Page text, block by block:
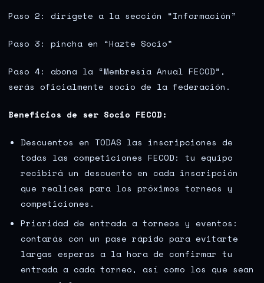
Paso 2: dirígete a la sección “Información”
Paso 3: pincha en “Hazte Socio”
Paso 4: abona la “Membresía Anual FECOD”,
serás oficialmente socio de la federación.
Beneficios de ser Socio FECOD:
Descuentos en TODAS las inscripciones de
todas las competiciones FECOD: tu equipo
recibirá un descuento en cada inscripción
que realices para los próximos torneos y
competiciones.
Prioridad de entrada a torneos y eventos:
contarás con un pase rápido para evitarte
largas esperas a la hora de confirmar tu
entrada a cada torneo, así como los que sean